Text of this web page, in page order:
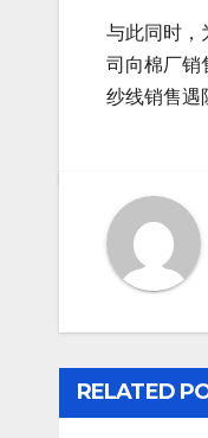
与此同时，
司向棉厂销
纱线销售遇
RELATED